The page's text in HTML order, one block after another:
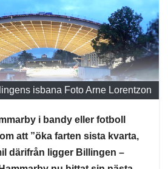
isbana Foto Arne Lorentzon
i bandy eller fotboll
att ”öka farten sista kvarta,
därifrån ligger Billingen –